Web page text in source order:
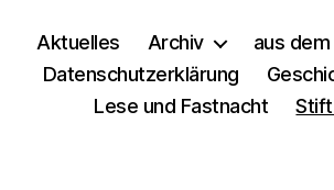
Aktuelles Archiv
aus
Datenschutzerklärung
Lese und Fastnacht